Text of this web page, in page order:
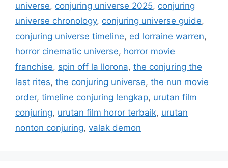
o
r
i
e
s
s
universe, conjuring universe 2025, conjuring
universe chronology, conjuring universe guide,
conjuring universe timeline, ed lorraine warren,
horror cinematic universe, horror movie
franchise, spin off la llorona, the conjuring the
last rites, the conjuring universe, the nun movie
order, timeline conjuring lengkap, urutan film
conjuring, urutan film horor terbaik, urutan
nonton conjuring, valak demon